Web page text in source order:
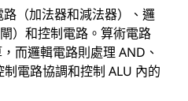
（加法器和減法器）、邏
）和控制電路。算術電路
而邏輯電路則處理 AND、
電路協調和控制 ALU 內的